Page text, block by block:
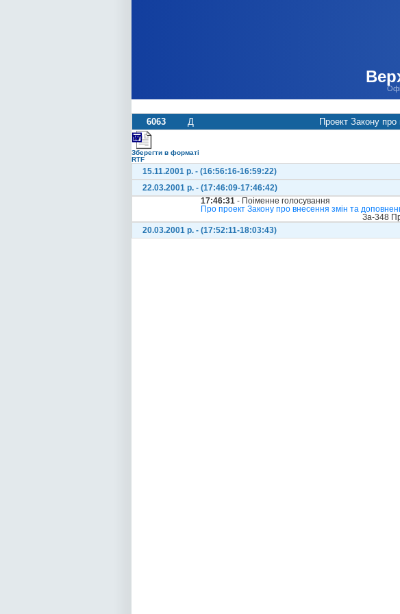
6063 Д Проект Закону
Зберегти в форматі
RTF
15.11.2001 р. - (16:56:16-16:59:22)
22.03.2001 р. - (17:46:09-17:46:42)
17:46:31 - Поіменне голосування
Про проект Закону про внесення змін та
За-348
20.03.2001 р. - (17:52:11-18:03:43)